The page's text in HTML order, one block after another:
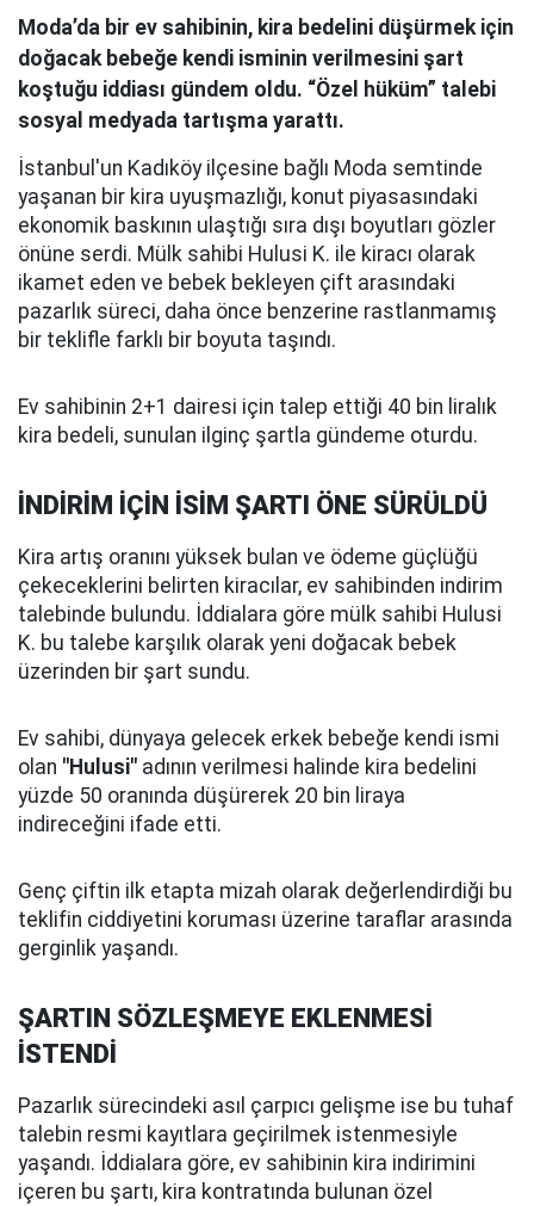
Moda’da bir ev sahibinin, kira bedelini düşürmek için
doğacak bebeğe kendi isminin verilmesini şart
koştuğu iddiası gündem oldu. “Özel hüküm” talebi
sosyal medyada tartışma yarattı.
İstanbul'un Kadıköy ilçesine bağlı Moda semtinde
yaşanan bir kira uyuşmazlığı, konut piyasasındaki
ekonomik baskının ulaştığı sıra dışı boyutları gözler
önüne serdi. Mülk sahibi Hulusi K. ile kiracı olarak
ikamet eden ve bebek bekleyen çift arasındaki
pazarlık süreci, daha önce benzerine rastlanmamış
bir teklifle farklı bir boyuta taşındı.
Ev sahibinin 2+1 dairesi için talep ettiği 40 bin liralık
kira bedeli, sunulan ilginç şartla gündeme oturdu.
İNDİRİM İÇİN İSİM ŞARTI ÖNE SÜRÜLDÜ
Kira artış oranını yüksek bulan ve ödeme güçlüğü
çekeceklerini belirten kiracılar, ev sahibinden indirim
talebinde bulundu. İddialara göre mülk sahibi Hulusi
K. bu talebe karşılık olarak yeni doğacak bebek
üzerinden bir şart sundu.
Ev sahibi, dünyaya gelecek erkek bebeğe kendi ismi
olan "Hulusi" adının verilmesi halinde kira bedelini
yüzde 50 oranında düşürerek 20 bin liraya
indireceğini ifade etti.
Genç çiftin ilk etapta mizah olarak değerlendirdiği bu
teklifin ciddiyetini koruması üzerine taraflar arasında
gerginlik yaşandı.
ŞARTIN SÖZLEŞMEYE EKLENMESİ
İSTENDİ
Pazarlık sürecindeki asıl çarpıcı gelişme ise bu tuhaf
talebin resmi kayıtlara geçirilmek istenmesiyle
yaşandı. İddialara göre, ev sahibinin kira indirimini
içeren bu şartı, kira kontratında bulunan özel